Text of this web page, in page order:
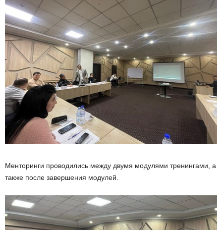
Менторинги проводились между двумя модулями тренингами, а
также после завершения модулей.